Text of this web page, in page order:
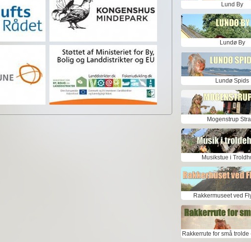
Lund By
Lundø By
Lundø Spids
Mogenstrup
Musikstue i
Rakkermuseet ved
Rakkerrute for små